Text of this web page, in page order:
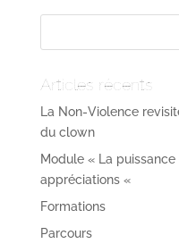
Articles récents
La Non-Violence
du clown
Module « La
appréciations «
Formations
Parcours